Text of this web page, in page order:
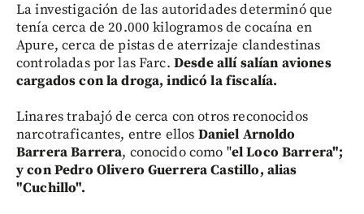
La investigación de las autoridades determinó que
tenía cerca de 20.000 kilogramos de cocaína en
Apure, cerca de pistas de aterrizaje clandestinas
controladas por las Farc. Desde allí salían aviones
cargados con la droga, indicó la fiscalía.
Linares trabajó de cerca con otros reconocidos
narcotraficantes, entre ellos Daniel Arnoldo
Barrera Barrera, conocido como "el Loco Barrera";
y con Pedro Olivero Guerrera Castillo, alias
"Cuchillo".